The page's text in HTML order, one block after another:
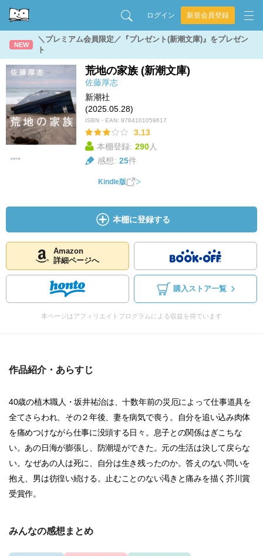
ログイン 新規会員登録
NEW
＼プレミアム会員限定／『プレゼント(新潮文庫)』をプレゼン
ト
荒地の家族 (新潮文庫)
佐藤厚志
新潮社
(2025.05.28)
ISBN・EAN: 9784101059617
3.13
本棚登録: 290人
感想: 25件
Kindle版
本棚に登録する
Amazon
詳細ページへ
購入ストア一覧
本ページはアフィリエイトプログラムによる収益を得ています
作品紹介・あらすじ
40歳の植木職人・坂井祐治は、十数年前の災厄によって仕事道具を
全てさらわれ、その２年後、妻を病気で喪う。自分を追い込み肉体
を痛めつけながら仕事に没頭する日々。息子との関係はぎこちな
い。あの日海が膨張し、防潮堤ができた。元の生活は決して戻らな
い。なぜあの人は死に、自分は生き残ったのか。答えのない問いを
抱え、男は彷徨い続ける。止むことのない渇きと痛みを描く芥川賞
受賞作。
みんなの感想まとめ